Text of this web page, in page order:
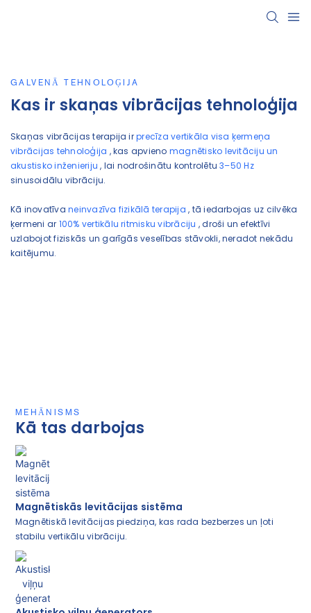
GALVENĀ TEHNOLOĢIJA
Kas ir skaņas vibrācijas tehnoloģija
Skaņas vibrācijas terapija irprecīza vertikāla visa ķermeņa
vibrācijas tehnoloģija , kas apvieno magnētisko levitāciju un
akustisko inženieriju , lai nodrošinātu kontrolētu3–50 Hz
sinusoidālu vibrāciju.
Kā inovatīvaneinvazīva fizikālā terapija , tā iedarbojas uz cilvēka
ķermeni ar 100% vertikālu ritmisku vibrāciju , droši un efektīvi
uzlabojot fiziskās un garīgās veselības stāvokli, neradot nekādu
kaitējumu.
MEHĀNISMS
Kā tas darbojas
Magnētiskās levitācijas sistēma
Magnētiskā levitācijas piedziņa, kas rada bezberzes un ļoti
stabilu vertikālu vibrāciju.